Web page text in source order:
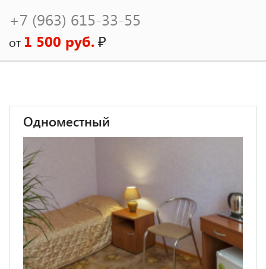
+7 (963) 615-33-55
от 1 500 руб.₽
Одноместный